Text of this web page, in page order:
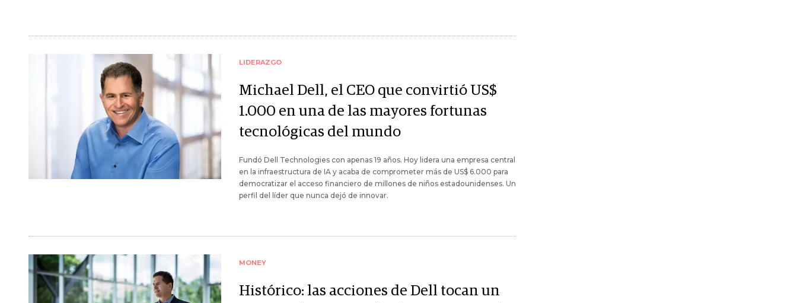
LIDERAZGO
Michael Dell, el CEO que convirtió US$
1.000 en una de las mayores fortunas
tecnológicas del mundo
Fundó Dell Technologies con apenas 19 años. Hoy lidera una empresa central
en la infraestructura de IA y acaba de comprometer más de US$ 6.000 para
democratizar el acceso financiero de millones de niños estadounidenses. Un
perfil del líder que nunca dejó de innovar.
MONEY
Histórico: las acciones de Dell tocan un